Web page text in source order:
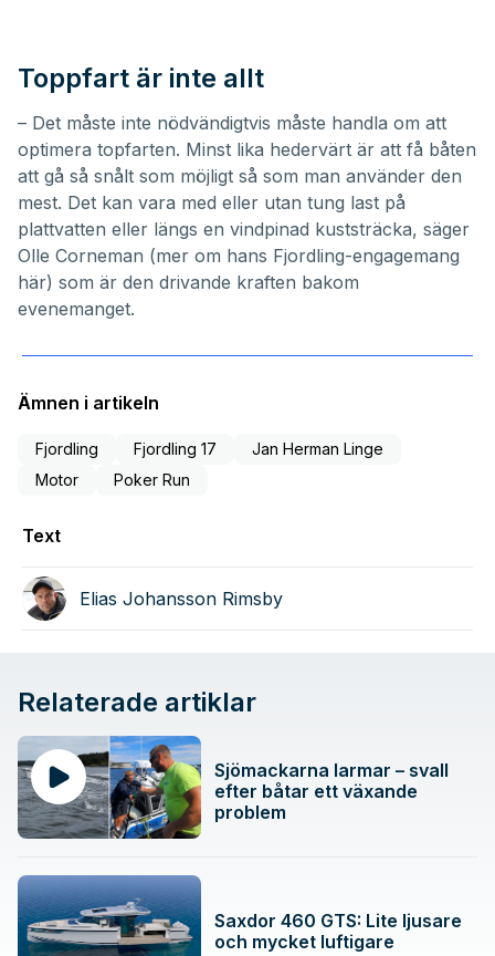
Toppfart är inte allt
– Det måste inte nödvändigtvis måste handla om att
optimera topfarten. Minst lika hedervärt är att få båten
att gå så snålt som möjligt så som man använder den
mest. Det kan vara med eller utan tung last på
plattvatten eller längs en vindpinad kuststräcka, säger
Olle Corneman (mer om hans Fjordling-engagemang
här) som är den drivande kraften bakom
evenemanget.
Ämnen i artikeln
Fjordling Fjordling 17
Jan Herman Linge
Motor
Poker Run
Text
Elias Johansson Rimsby
Relaterade artiklar
Sjömackarna larmar – svall
efter båtar ett växande
problem
Saxdor 460 GTS: Lite ljusare
och mycket luftigare